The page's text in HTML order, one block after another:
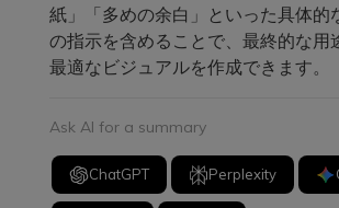
紙」「多めの余白」といった具体的
の指示を含めることで、最終的な用
最適なビジュアルを作成できます。
Ask AI for a summary
ChatGPT Perplexity